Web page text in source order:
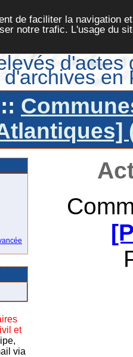
de faciliter la navigation
notre trafic. L'usage du
d'actes
en
et
via